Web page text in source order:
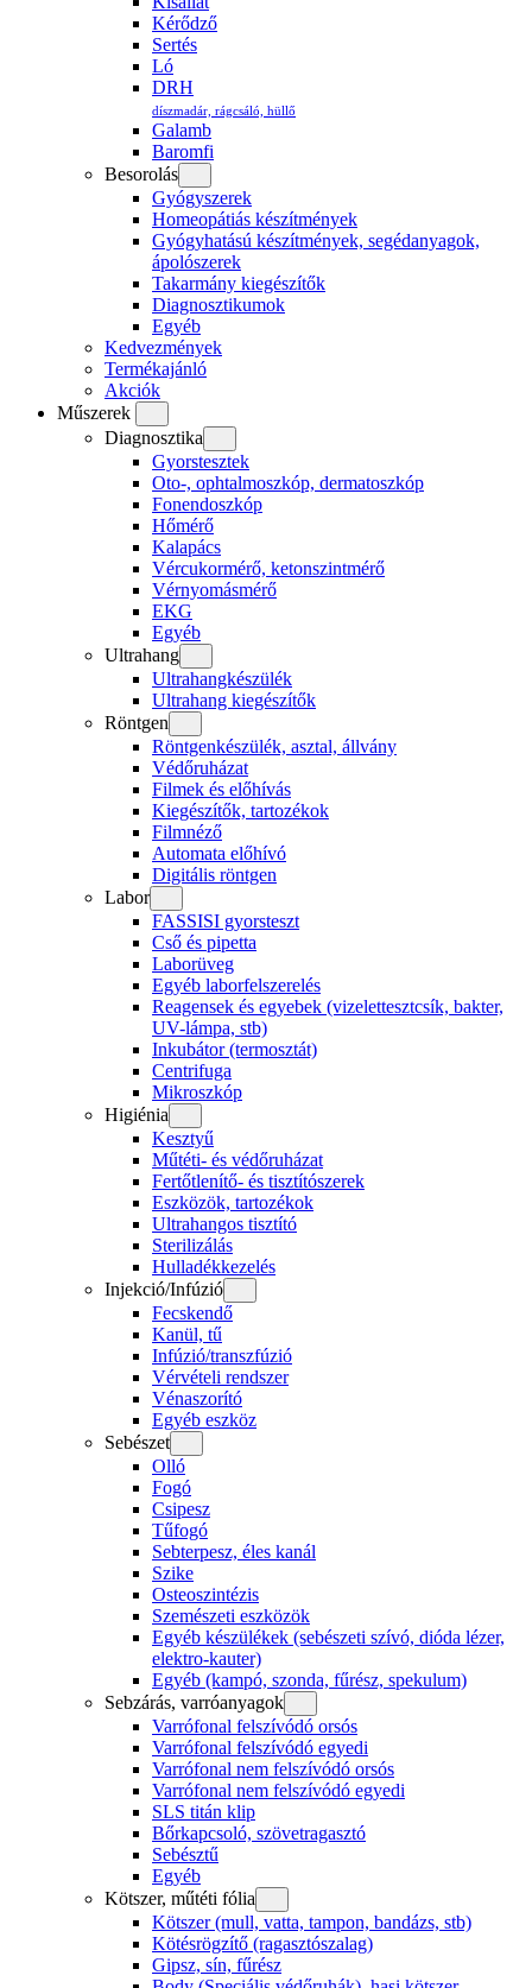
Kérődző
Sertés
Ló
DRH
díszmadár, rágcsáló, hüllő
Galamb
Baromfi
Besorolás
Gyógyszerek
Homeopátiás készítmények
Gyógyhatású készítmények, segédanyagok,
ápolószerek
Takarmány kiegészítők
Diagnosztikumok
Egyéb
Kedvezmények
Termékajánló
Akciók
Műszerek
Diagnosztika
Gyorstesztek
Oto-, ophtalmoszkóp, dermatoszkóp
Fonendoszkóp
Hőmérő
Kalapács
Vércukormérő, ketonszintmérő
Vérnyomásmérő
EKG
Egyéb
Ultrahang
Ultrahangkészülék
Ultrahang kiegészítők
Röntgen
Röntgenkészülék, asztal, állvány
Védőruházat
Filmek és előhívás
Kiegészítők, tartozékok
Filmnéző
Automata előhívó
Digitális röntgen
Labor
FASSISI gyorsteszt
Cső és pipetta
Laborüveg
Egyéb laborfelszerelés
Reagensek és egyebek (vizelettesztcsík, bakter,
UV-lámpa, stb)
Inkubátor (termosztát)
Centrifuga
Mikroszkóp
Higiénia
Kesztyű
Műtéti- és védőruházat
Fertőtlenítő- és tisztítószerek
Eszközök, tartozékok
Ultrahangos tisztító
Sterilizálás
Hulladékkezelés
Injekció/Infúzió
Fecskendő
Kanül, tű
Infúzió/transzfúzió
Vérvételi rendszer
Vénaszorító
Egyéb eszköz
Sebészet
Olló
Fogó
Csipesz
Tűfogó
Sebterpesz, éles kanál
Szike
Osteoszintézis
Szemészeti eszközök
Egyéb készülékek (sebészeti szívó, dióda lézer,
elektro-kauter)
Egyéb (kampó, szonda, fűrész, spekulum)
Sebzárás, varróanyagok
Varrófonal felszívódó orsós
Varrófonal felszívódó egyedi
Varrófonal nem felszívódó orsós
Varrófonal nem felszívódó egyedi
SLS titán klip
Bőrkapcsoló, szövetragasztó
Sebésztű
Egyéb
Kötszer, műtéti fólia
Kötszer (mull, vatta, tampon, bandázs, stb)
Kötésrögzítő (ragasztószalag)
Gipsz, sín, fűrész